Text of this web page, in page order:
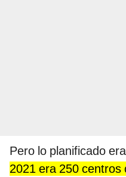
Pero lo planificado
2021 era 250